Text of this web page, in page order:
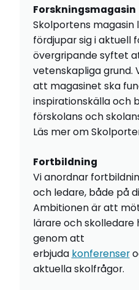
Forskningsmagasin
Skolportens
fördjupar sig i aktuell
övergripande syftet
vetenskapliga grund.
att magasinet ska
inspirationskälla och
förskolans och
Läs mer om
Fortbildning
Vi anordnar
och ledare, både på
Ambitionen är att
lärare och skolledare
genom att
erbjuda konferenser
aktuella skolfrågor.